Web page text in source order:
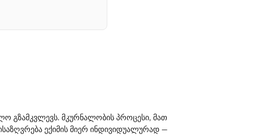
გზამკვლევს. მკურნალობის პროცესი, მათ
ექიმის მიერ ინდივიდუალურად —